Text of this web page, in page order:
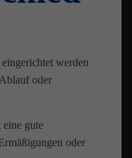
werden
oder
gute
oder